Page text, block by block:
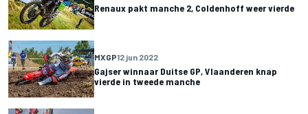
Renaux pakt manche 2, Coldenhoff weer vierde
MXGP12 jun 2022
Gajser winnaar Duitse GP, Vlaanderen knap
vierde in tweede manche